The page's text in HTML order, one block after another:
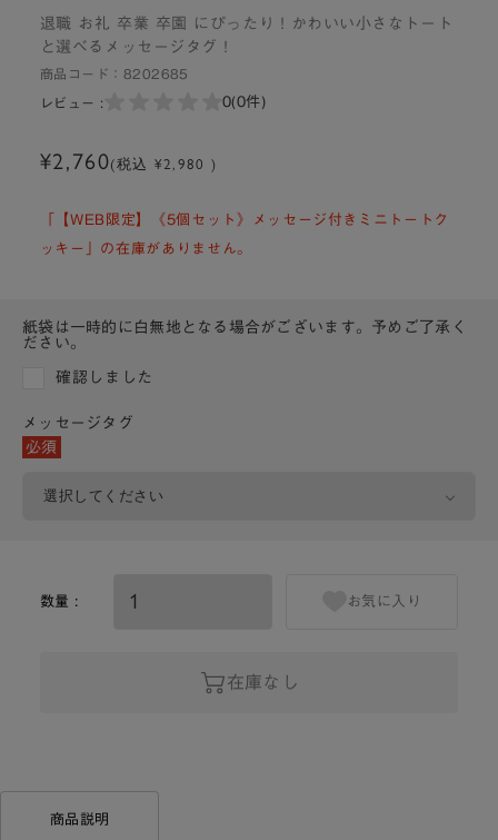
退職 お礼 卒業 卒園 にぴったり！かわいい小さなトート
と選べるメッセージタグ！
商品コード： 8202685
レビュー : 0(0件)
¥2,760(税込 ¥2,980 )
「【WEB限定】《5個セット》メッセージ付きミニトートク
ッキー」の在庫がありません。
紙袋は一時的に白無地となる場合がございます。予めご了承く
ださい。
確認しました
メッセージタグ
必須
数量 :
在庫なし
お気に入り
商品説明